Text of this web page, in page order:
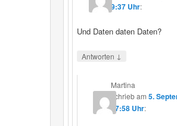
19:37 Uhr:
Und Daten daten Daten?
Antworten ↓
Martina
schriebam5.
17:58 Uhr: